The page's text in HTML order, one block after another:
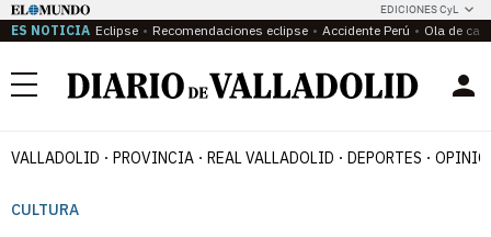
EDICIONES CyL
ES NOTICIA Eclipse Recomendaciones eclipse Accidente Perú Ola de
Menú
VALLADOLID PROVINCIA REAL VALLADOLID DEPORTES
CULTURA